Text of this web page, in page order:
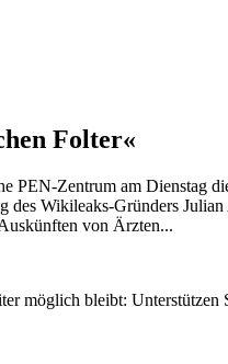
Folter«
PEN-Zentrum am Dienstag
des Wikileaks-Gründers
von Ärzten...
möglich bleibt: